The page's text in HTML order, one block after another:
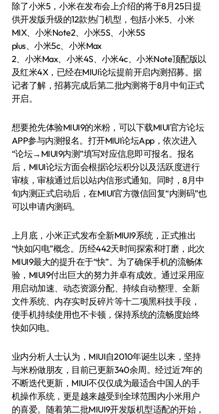
除了小米5，小米在发布会上介绍的将于8月25日提
供开发版升级的12款热门机型，包括小米5、小米
MIX、小米Note2、小米5S、小米5S
plus、小米5c、小米Max
2、小米Max、小米4S、小米4c、小米Note顶配版以
及红米4X，已经在MIUI论坛提前开启内测招募。据
记者了解，招募完成后第二批内测将于8月中旬正式
开启。
想要抢先体验MIUI9的米粉，可以下载MIUI官方论坛
APP参与内测报名。打开MIUI论坛App，依次进入
“论坛→MIUI9内测”填写对应信息即可报名。报名
后，MIUI论坛方面会根据论坛积分以及活跃度进行
审核，审核通过后以站内信形式通知。同时，8月中
旬内测正式启动后，在MIUI官方微信回复“内测码”也
可以申请内测码。
上月底，小米正式发布全新MIUI9系统，正式推出
“快如闪电”概念。历经442天时间探索和打磨，此次
MIUI9最大的提升在于“快”。为了确保手机的流畅体
验，MIUI9付出巨大的努力并卓有成效。通过采用应
用启动加速、动态资源分配、持续自动整理、全新
文件系统、内存实时反碎片等十二项黑科技手段，
使手机持续使用也不卡顿，保持系统的流畅度始终
快如闪电。
业内分析人士认为，MIUI自2010年诞生以来，坚持
与米粉做朋友，目前已更新340余周。经过近7年的
不断迭代更新，MIUI不仅仅成为最适合中国人的手
机操作系统，更是越来越受到全球范围内小米用户
的喜爱。随着第二批MIUI9开发版机型适配的开始，